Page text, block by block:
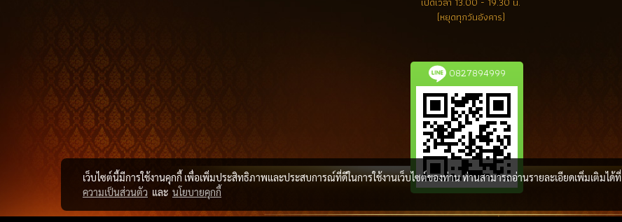
(หยุดทุกวันอังคาร)
0827894999
เว็บไซต์นี้มีการใช้งานคุกกี้ เพื่อเพิ่มประสิทธิภาพและประสบการณ์ที่ดีในการใช้งานเว็บไซต์ของท่าน ท่านสามารถอ่านรายละเอียดเพิ่มเติมได้ที่
ความเป็นส่วนตัว และ นโยบายคุกกี้